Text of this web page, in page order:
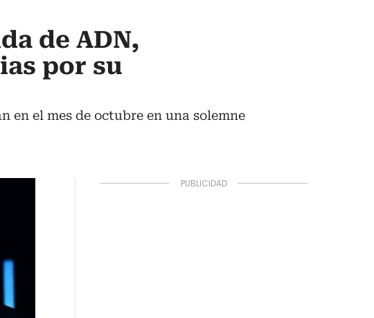
de ADN,
por su
en el mes de octubre en una solemne